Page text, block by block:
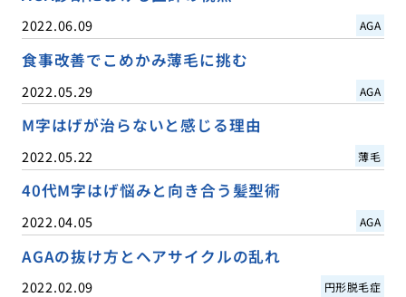
2022.06.09 AGA
食事改善でこめかみ薄毛に挑む
2022.05.29 AGA
M字はげが治らないと感じる理由
2022.05.22 薄毛
40代M字はげ悩みと向き合う髪型術
2022.04.05 AGA
AGAの抜け方とヘアサイクルの乱れ
2022.02.09 円形脱毛症